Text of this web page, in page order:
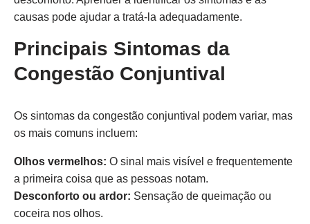
causas pode ajudar a tratá-la adequadamente.
Principais Sintomas da
Congestão Conjuntival
Os sintomas da congestão conjuntival podem variar, mas
os mais comuns incluem:
Olhos vermelhos: O sinal mais visível e frequentemente
a primeira coisa que as pessoas notam.
Desconforto ou ardor: Sensação de queimação ou
coceira nos olhos.